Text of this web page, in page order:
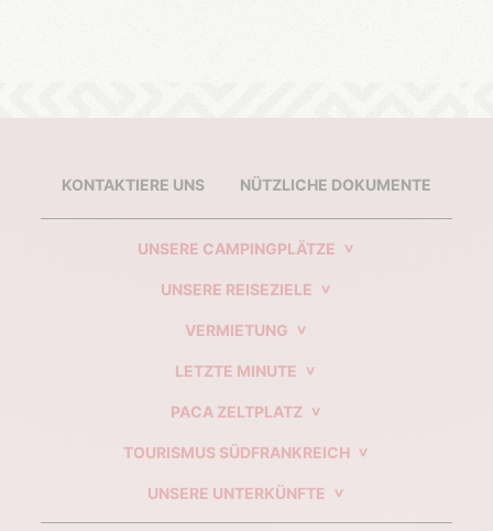
KONTAKTIERE UNS NÜTZLICHE DOKUMENTE
UNSERE CAMPINGPLÄTZE
UNSERE REISEZIELE
VERMIETUNG
LETZTE MINUTE
PACA ZELTPLATZ
TOURISMUS SÜDFRANKREICH
UNSERE UNTERKÜNFTE